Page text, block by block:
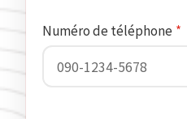
Numéro de téléphone *